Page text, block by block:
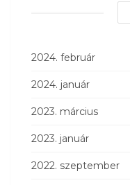
2024. február
2024. január
2023. március
2023. január
2022. szeptember